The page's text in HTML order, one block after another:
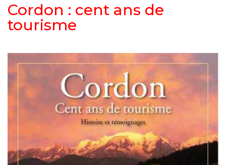
Cordon : cent ans de
tourisme